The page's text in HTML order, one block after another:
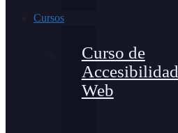
Cursos
Curso de
Accesibilidad
Web